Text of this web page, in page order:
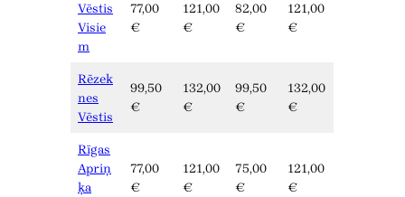
Vēstis
Visie
m
77,00
€
121,00
€
82,00
€
121,00
€
Rēzek
nes
Vēstis
99,50
€
132,00
€
99,50
€
132,00
€
Rīgas
Apriņ
ķa
77,00
€
121,00
€
75,00
€
121,00
€